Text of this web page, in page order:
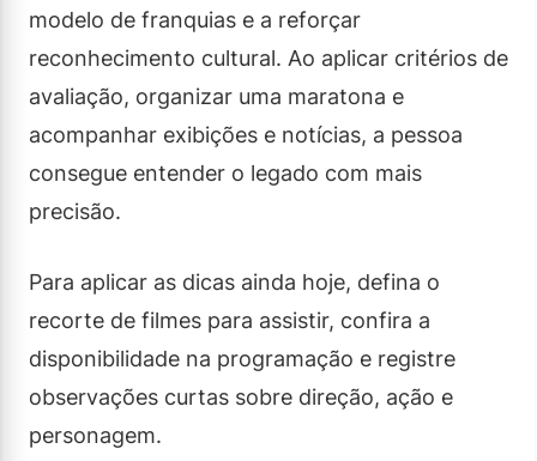
modelo de franquias e a reforçar
reconhecimento cultural. Ao aplicar critérios de
avaliação, organizar uma maratona e
acompanhar exibições e notícias, a pessoa
consegue entender o legado com mais
precisão.
Para aplicar as dicas ainda hoje, defina o
recorte de filmes para assistir, confira a
disponibilidade na programação e registre
observações curtas sobre direção, ação e
personagem.